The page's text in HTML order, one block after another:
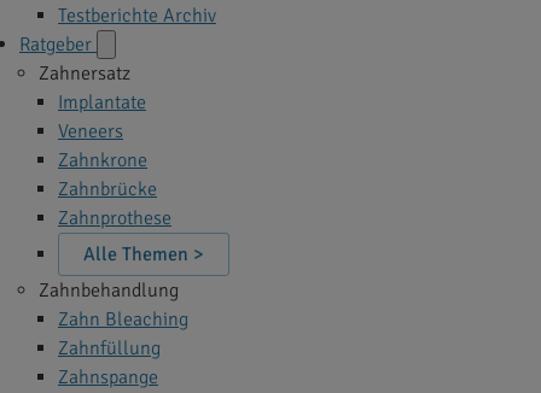
Testberichte Archiv
Ratgeber
Zahnersatz
Implantate
Veneers
Zahnkrone
Zahnbrücke
Zahnprothese
Alle Themen >
Zahnbehandlung
Zahn Bleaching
Zahnfüllung
Zahnspange